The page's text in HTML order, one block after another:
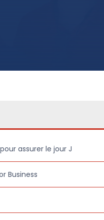
assurer le jour J
Business